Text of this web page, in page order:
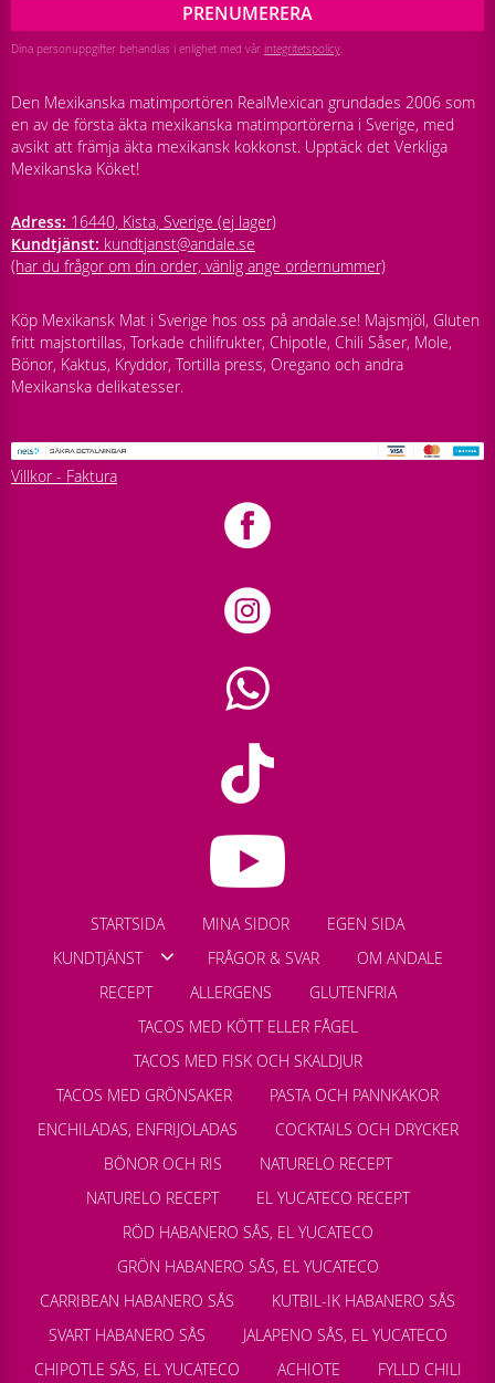
PRENUMERERA
Dina personuppgifter behandlas i enlighet med vår integritetspolicy.
Den Mexikanska matimportören RealMexican grundades 2006 som
en av de första äkta mexikanska matimportörerna i Sverige, med
avsikt att främja äkta mexikansk kokkonst. Upptäck det Verkliga
Mexikanska Köket!
Adress: 16440, Kista, Sverige (ej lager)
Kundtjänst: kundtjanst@andale.se
(har du frågor om din order, vänlig ange ordernummer)
Köp Mexikansk Mat i Sverige hos oss på andale.se! Majsmjöl, Gluten
fritt majstortillas, Torkade chilifrukter, Chipotle, Chili Såser, Mole,
Bönor, Kaktus, Kryddor, Tortilla press, Oregano och andra
Mexikanska delikatesser.
Villkor - Faktura
STARTSIDA MINA SIDOR
EGEN SIDA
KUNDTJÄNST
FRÅGOR & SVAR
OM ANDALE
RECEPT
ALLERGENS
GLUTENFRIA
TACOS MED KÖTT ELLER FÅGEL
TACOS MED FISK OCH SKALDJUR
TACOS MED GRÖNSAKER
PASTA OCH PANNKAKOR
ENCHILADAS, ENFRIJOLADAS
COCKTAILS OCH DRYCKER
BÖNOR OCH RIS
NATURELO RECEPT
NATURELO RECEPT
EL YUCATECO RECEPT
RÖD HABANERO SÅS, EL YUCATECO
GRÖN HABANERO SÅS, EL YUCATECO
CARRIBEAN HABANERO SÅS
KUTBIL-IK HABANERO SÅS
SVART HABANERO SÅS
JALAPENO SÅS, EL YUCATECO
CHIPOTLE SÅS, EL YUCATECO
ACHIOTE FYLLD CHILI